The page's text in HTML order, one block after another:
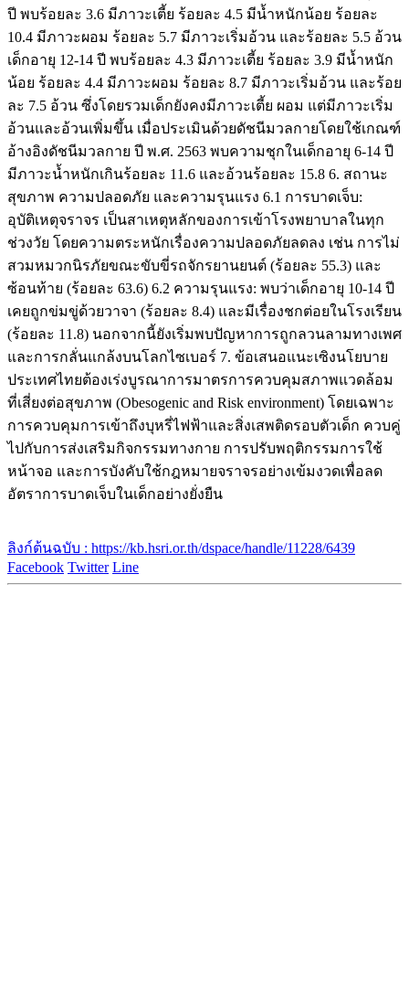
ปี พบร้อยละ 3.6 มีภาวะเตี้ย ร้อยละ 4.5 มีน้ำหนักน้อย ร้อยละ
10.4 มีภาวะผอม ร้อยละ 5.7 มีภาวะเริ่มอ้วน และร้อยละ 5.5 อ้วน
เด็กอายุ 12-14 ปี พบร้อยละ 4.3 มีภาวะเตี้ย ร้อยละ 3.9 มีน้ำหนัก
น้อย ร้อยละ 4.4 มีภาวะผอม ร้อยละ 8.7 มีภาวะเริ่มอ้วน และร้อย
ละ 7.5 อ้วน ซึ่งโดยรวมเด็กยังคงมีภาวะเตี้ย ผอม แต่มีภาวะเริ่ม
อ้วนและอ้วนเพิ่มขึ้น เมื่อประเมินด้วยดัชนีมวลกายโดยใช้เกณฑ์
อ้างอิงดัชนีมวลกาย ปี พ.ศ. 2563 พบความชุกในเด็กอายุ 6-14 ปี
มีภาวะน้ำหนักเกินร้อยละ 11.6 และอ้วนร้อยละ 15.8 6. สถานะ
สุขภาพ ความปลอดภัย และความรุนแรง 6.1 การบาดเจ็บ:
อุบัติเหตุจราจร เป็นสาเหตุหลักของการเข้าโรงพยาบาลในทุก
ช่วงวัย โดยความตระหนักเรื่องความปลอดภัยลดลง เช่น การไม่
สวมหมวกนิรภัยขณะขับขี่รถจักรยานยนต์ (ร้อยละ 55.3) และ
ซ้อนท้าย (ร้อยละ 63.6) 6.2 ความรุนแรง: พบว่าเด็กอายุ 10-14 ปี
เคยถูกข่มขู่ด้วยวาจา (ร้อยละ 8.4) และมีเรื่องชกต่อยในโรงเรียน
(ร้อยละ 11.8) นอกจากนี้ยังเริ่มพบปัญหาการถูกลวนลามทางเพศ
และการกลั่นแกล้งบนโลกไซเบอร์ 7. ข้อเสนอแนะเซิงนโยบาย
ประเทศไทยต้องเร่งบูรณาการมาตรการควบคุมสภาพแวดล้อม
ที่เสี่ยงต่อสุขภาพ (Obesogenic and Risk environment) โดยเฉพาะ
การควบคุมการเข้าถึงบุหรี่ไฟฟ้าและสิ่งเสพติดรอบตัวเด็ก ควบคู่
ไปกับการส่งเสริมกิจกรรมทางกาย การปรับพฤติกรรมการใช้
หน้าจอ และการบังคับใช้กฎหมายจราจรอย่างเข้มงวดเพื่อลด
อัตราการบาดเจ็บในเด็กอย่างยั่งยืน
ลิงก์ต้นฉบับ : https://kb.hsri.or.th/dspace/handle/11228/6439
Facebook Twitter Line